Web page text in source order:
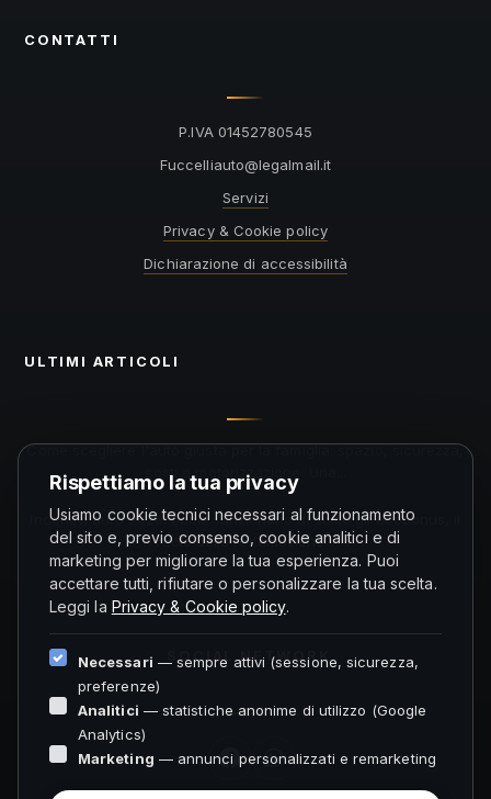
CONTATTI
P.IVA 01452780545
ti.liamlagel
@otuailleccuF
Servizi
Privacy & Cookie policy
Dichiarazione di accessibilità
ULTIMI ARTICOLI
Come scegliere l'auto giusta per la famiglia: spazio, sicurezza,
costi e motorizzazione. Una...
Incentivi auto 2026: come funzionano di solito gli ecobonus, il
ruolo della rottamazione...
SOCIAL NETWORK
Rispettiamo la tua privacy
Usiamo cookie tecnici necessari al funzionamento
del sito e, previo consenso, cookie analitici e di
marketing per migliorare la tua esperienza. Puoi
accettare tutti, rifiutare o personalizzare la tua scelta.
Leggi la Privacy & Cookie policy.
Necessari — sempre attivi (sessione, sicurezza,
preferenze)
Analitici — statistiche anonime di utilizzo (Google
Analytics)
Marketing — annunci personalizzati e remarketing